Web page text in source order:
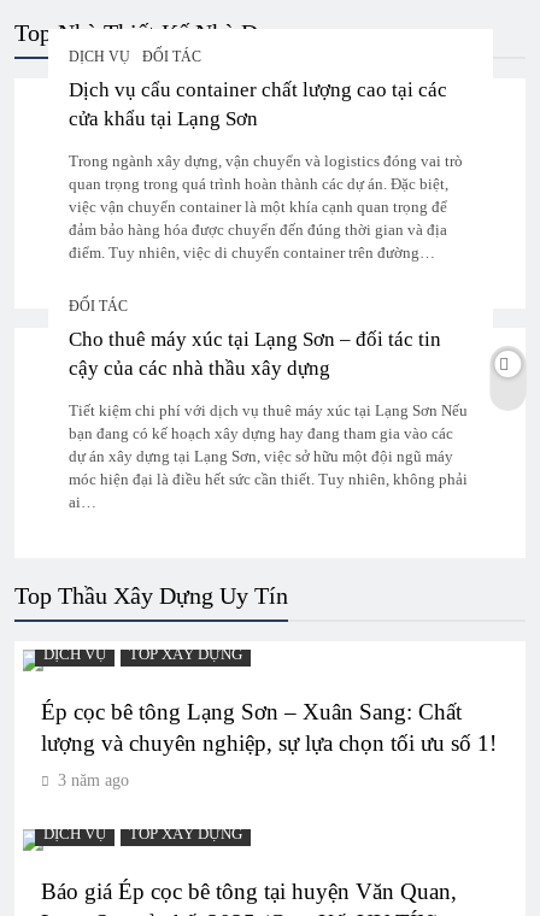
Top Nhà Thiết Kế Nhà Đẹp
DỊCH VỤ ĐỐI TÁC
Dịch vụ cẩu container chất lượng cao tại các
cửa khẩu tại Lạng Sơn
Trong ngành xây dựng, vận chuyển và logistics đóng vai trò
quan trọng trong quá trình hoàn thành các dự án. Đặc biệt,
việc vận chuyển container là một khía cạnh quan trọng để
đảm bảo hàng hóa được chuyển đến đúng thời gian và địa
điểm. Tuy nhiên, việc di chuyển container trên đường…
ĐỐI TÁC
Cho thuê máy xúc tại Lạng Sơn – đối tác tin
cậy của các nhà thầu xây dựng
Tiết kiệm chi phí với dịch vụ thuê máy xúc tại Lạng Sơn Nếu
bạn đang có kế hoạch xây dựng hay đang tham gia vào các
dự án xây dựng tại Lạng Sơn, việc sở hữu một đội ngũ máy
móc hiện đại là điều hết sức cần thiết. Tuy nhiên, không phải
ai…
Top Thầu Xây Dựng Uy Tín
DỊCH VỤ TOP XÂY DỰNG
Ép cọc bê tông Lạng Sơn – Xuân Sang: Chất
lượng và chuyên nghiệp, sự lựa chọn tối ưu số 1!
3 năm ago
DỊCH VỤ TOP XÂY DỰNG
Báo giá Ép cọc bê tông tại huyện Văn Quan,